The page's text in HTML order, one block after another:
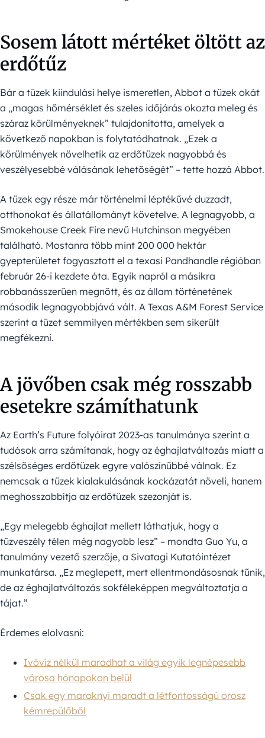
Sosem látott mértéket öltött az
erdőtűz
Bár a tüzek kiindulási helye ismeretlen, Abbot a tüzek okát
a „magas hőmérséklet és szeles időjárás okozta meleg és
száraz körülményeknek” tulajdonította, amelyek a
következő napokban is folytatódhatnak. „Ezek a
körülmények növelhetik az erdőtüzek nagyobbá és
veszélyesebbé válásának lehetőségét” – tette hozzá Abbot.
A tüzek egy része már történelmi léptékűvé duzzadt,
otthonokat és állatállományt követelve. A legnagyobb, a
Smokehouse Creek Fire nevű Hutchinson megyében
található. Mostanra több mint 200 000 hektár
gyepterületet fogyasztott el a texasi Pandhandle régióban
február 26-i kezdete óta. Egyik napról a másikra
robbanásszerűen megnőtt, és az állam történetének
második legnagyobbjává vált. A Texas A&M Forest Service
szerint a tüzet semmilyen mértékben sem sikerült
megfékezni.
A jövőben csak még rosszabb
esetekre számíthatunk
Az Earth’s Future folyóirat 2023-as tanulmánya szerint a
tudósok arra számítanak, hogy az éghajlatváltozás miatt a
szélsőséges erdőtüzek egyre valószínűbbé válnak. Ez
nemcsak a tüzek kialakulásának kockázatát növeli, hanem
meghosszabbítja az erdőtüzek szezonját is.
„Egy melegebb éghajlat mellett láthatjuk, hogy a
tűzveszély télen még nagyobb lesz” – mondta Guo Yu, a
tanulmány vezető szerzője, a Sivatagi Kutatóintézet
munkatársa. „Ez meglepett, mert ellentmondásosnak tűnik,
de az éghajlatváltozás sokféleképpen megváltoztatja a
tájat.”
Érdemes elolvasni:
Ivóvíz nélkül maradhat a világ egyik legnépesebb
városa hónapokon belül
Csak egy maroknyi maradt a létfontosságú orosz
kémrepülőből